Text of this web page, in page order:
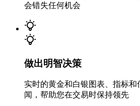
会错失任何机会
做出明智决策
实时的黄金和白银图表、指标
闻，帮助您在交易时保持领先